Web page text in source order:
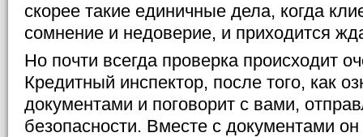
скорее такие единичные дела, когда
сомнение и недоверие, и приходится
Но почти всегда проверка происходит
Кредитный инспектор, после того, как
документами и поговорит с вами,
безопасности. Вместе с документами